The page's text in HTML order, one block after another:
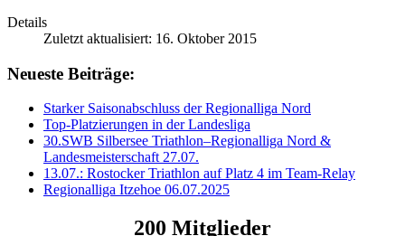
Details
Zuletzt aktualisiert: 16. Oktober 2015
Neueste Beiträge:
Starker Saisonabschluss der Regionalliga Nord
Top-Platzierungen in der Landesliga
30.‍SWB‍ Silbersee‍ Triathlon‍–‍Regionalliga‍ Nord‍ &‍
Landesmeisterschaft 27.07.
13.07.: Rostocker Triathlon auf Platz 4 im Team-Relay
Regionalliga Itzehoe 06.07.2025
200 Mitglieder